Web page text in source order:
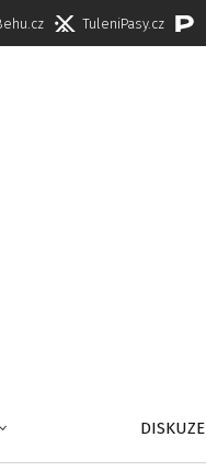
TuleniPasy.cz
DISKUZE